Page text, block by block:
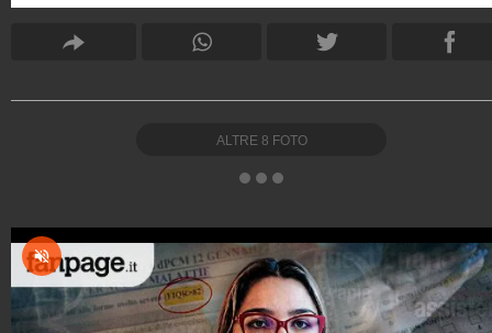
ALTRE 8 FOTO